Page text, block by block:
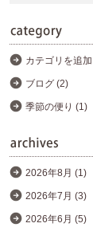
カテゴリを追加
ブログ (2)
季節の便り (1)
2026年8月 (1)
2026年7月 (3)
2026年6月 (5)